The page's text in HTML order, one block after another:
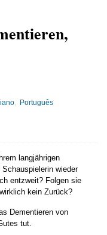
Português
langjährigen
wieder
entzweit? Folgen sie
kein Zurück?
Dementieren von
tut.